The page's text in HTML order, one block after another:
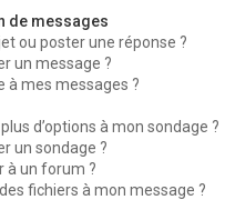
de messages
ou poster une réponse ?
un message ?
à mes messages ?
d’options à mon sondage ?
un sondage ?
à un forum ?
fichiers à mon message ?